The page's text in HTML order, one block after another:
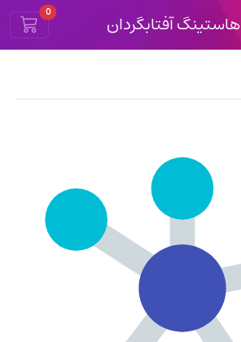
هاستینگ آفتابگردان 0
Cart